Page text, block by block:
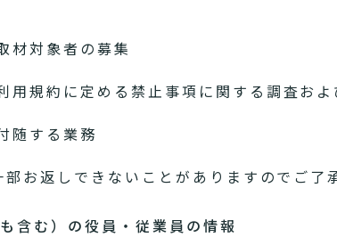
材対象者の募集
用規約に定める禁止事項に関する調査お
随する業務
お返しできないことがありますのでご了
含む）の役員・従業員の情報